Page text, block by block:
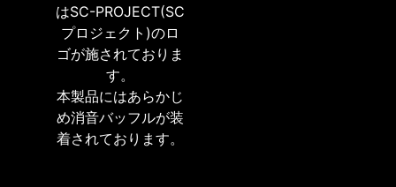
はSC-PROJECT(SC
プロジェクト)のロ
ゴが施されておりま
す。
本製品にはあらかじ
め消音バッフルが装
着されております。